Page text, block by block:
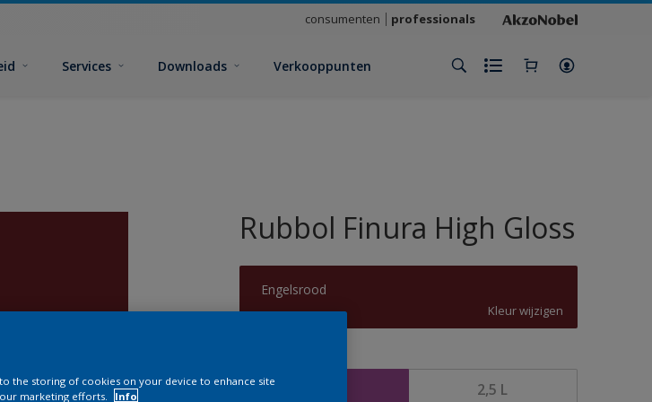
consumenten professionals
Services Downloads Verkooppunten
Rubbol Finura High Gloss
Engelsrood
Kleur wijzigen
2,5 L
to the storing of cookies on your device to enhance site
marketing efforts.
Info